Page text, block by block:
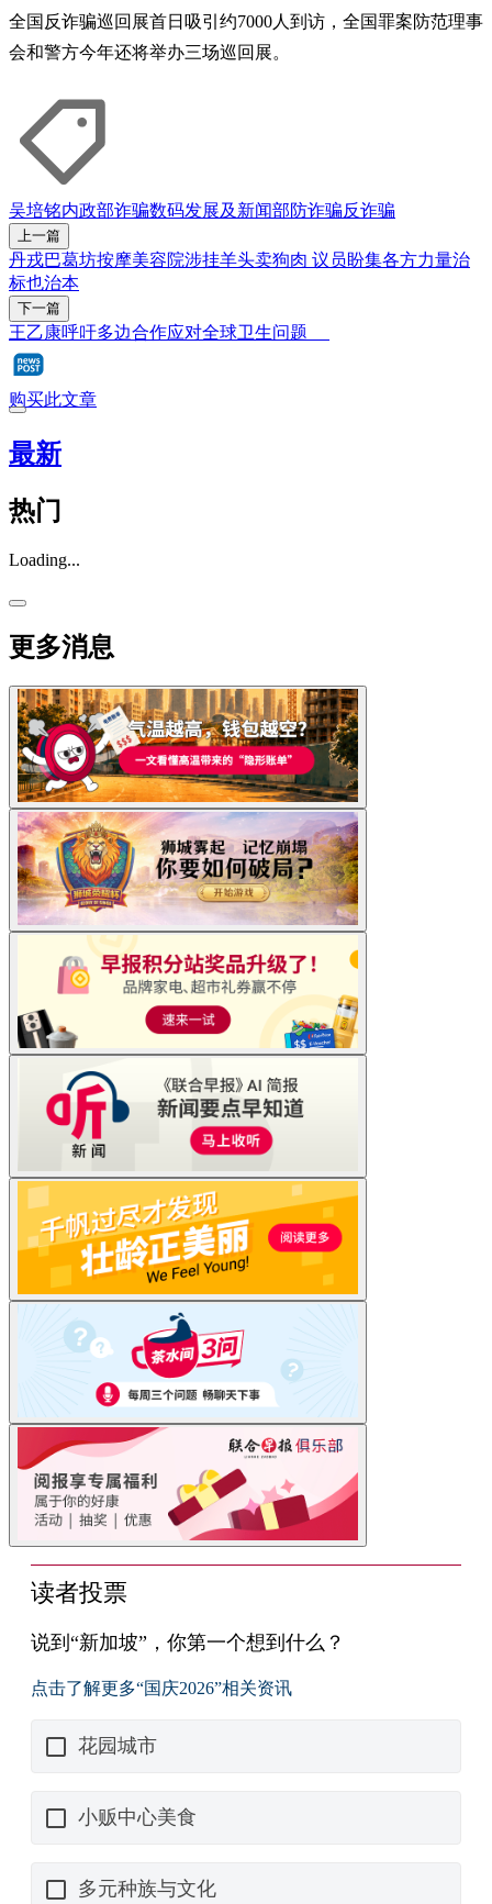
全国反诈骗巡回展首日吸引约7000人到访，全国罪案防范理事
会和警方今年还将举办三场巡回展。
吴培铭内政部诈骗数码发展及新闻部防诈骗反诈骗
上一篇
丹戎巴葛坊按摩美容院涉挂羊头卖狗肉 议员盼集各方力量治
标也治本
下一篇
王乙康呼吁多边合作应对全球卫生问题
购买此文章
最新
热门
Loading...
更多消息